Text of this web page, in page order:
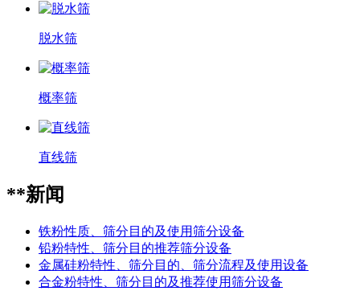
脱水筛
概率筛
直线筛
**新闻
铁粉性质、筛分目的及使用筛分设备
铅粉特性、筛分目的推荐筛分设备
金属硅粉特性、筛分目的、筛分流程及使用设备
合金粉特性、筛分目的及推荐使用筛分设备